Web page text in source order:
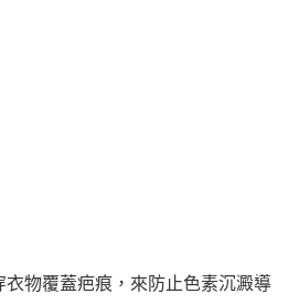
物覆蓋疤痕，來防止色素沉澱導